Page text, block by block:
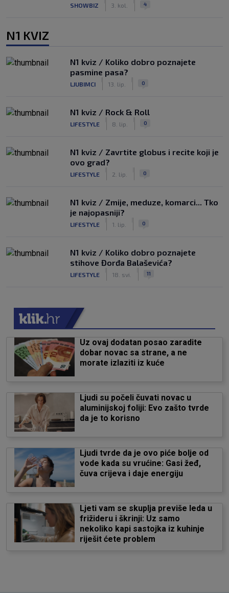
SHOWBIZ 3. kol. 4
N1 KVIZ
N1 kviz / Koliko dobro poznajete
pasmine pasa?
LJUBIMCI 13. lip. 0
N1 kviz / Rock & Roll
LIFESTYLE 8. lip. 0
N1 kviz / Zavrtite globus i recite koji je
ovo grad?
LIFESTYLE 2. lip. 0
N1 kviz / Zmije, meduze, komarci... Tko
je najopasniji?
LIFESTYLE 1. lip. 0
N1 kviz / Koliko dobro poznajete
stihove Đorđa Balaševića?
LIFESTYLE 18. svi. 11
Uz ovaj dodatan posao zaradite
dobar novac sa strane, a ne
morate izlaziti iz kuće
Ljudi su počeli čuvati novac u
aluminijskoj foliji: Evo zašto tvrde
da je to korisno
Ljudi tvrde da je ovo piće bolje od
vode kada su vrućine: Gasi žeđ,
čuva crijeva i daje energiju
Ljeti vam se skuplja previše leda u
frižideru i škrinji: Uz samo
nekoliko kapi sastojka iz kuhinje
riješit ćete problem